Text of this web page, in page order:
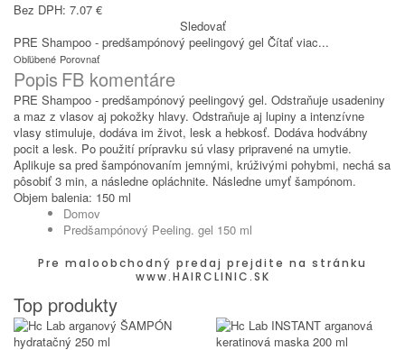
Bez DPH: 7.07 €
Sledovať
PRE Shampoo - predšampónový peelingový gel Čítať viac...
Obľúbené Porovnať
Popis FB komentáre
PRE Shampoo - predšampónový peelingový gel. Odstraňuje usadeniny
a maz z vlasov aj pokožky hlavy. Odstraňuje aj lupiny a intenzívne
vlasy stimuluje, dodáva im život, lesk a hebkosť. Dodáva hodvábny
pocit a lesk. Po použití prípravku sú vlasy pripravené na umytie.
Aplikuje sa pred šampónovaním jemnými, krúživými pohybmi, nechá sa
pôsobiť 3 min, a následne opláchnite. Následne umyť šampónom.
Objem balenia: 150 ml
Domov
Predšampónový Peeling. gel 150 ml
Pre maloobchodný predaj prejdite na stránku
www.HAIRCLINIC.SK
Top produkty